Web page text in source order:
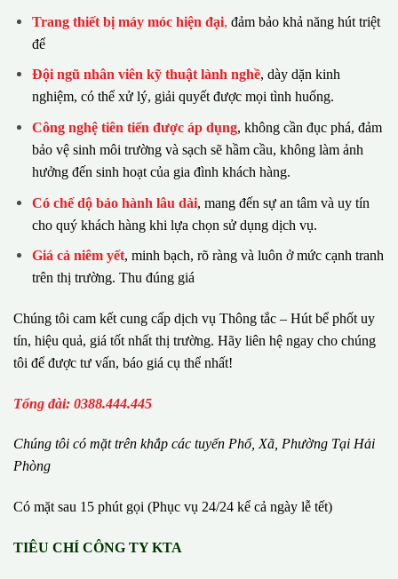
Trang thiết bị máy móc hiện đại, đảm bảo khả năng hút triệt
để
Đội ngũ nhân viên kỹ thuật lành nghề, dày dặn kinh
nghiệm, có thể xử lý, giải quyết được mọi tình huống.
Công nghệ tiên tiến được áp dụng, không cần đục phá, đảm
bảo vệ sinh môi trường và sạch sẽ hầm cầu, không làm ảnh
hưởng đến sinh hoạt của gia đình khách hàng.
Có chế dộ bảo hành lâu dài, mang đến sự an tâm và uy tín
cho quý khách hàng khi lựa chọn sử dụng dịch vụ.
Giá cả niêm yết, minh bạch, rõ ràng và luôn ở mức cạnh tranh
trên thị trường. Thu đúng giá
Chúng tôi cam kết cung cấp dịch vụ Thông tắc – Hút bể phốt uy
tín, hiệu quả, giá tốt nhất thị trường. Hãy liên hệ ngay cho chúng
tôi để được tư vấn, báo giá cụ thể nhất!
Tổng đài: 0388.444.445
Chúng tôi có mặt trên khắp các tuyến Phố, Xã, Phường Tại Hải
Phòng
Có mặt sau 15 phút gọi (Phục vụ 24/24 kể cả ngày lễ tết)
TIÊU CHÍ CÔNG TY KTA